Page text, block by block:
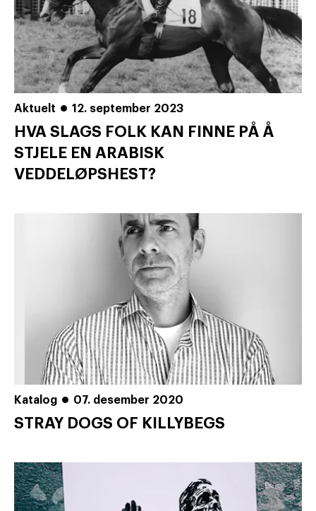
Aktuelt 12. september 2023
HVA SLAGS FOLK KAN FINNE PÅ Å
STJELE EN ARABISK
VEDDELØPSHEST?
Katalog 07. desember 2020
STRAY DOGS OF KILLYBEGS